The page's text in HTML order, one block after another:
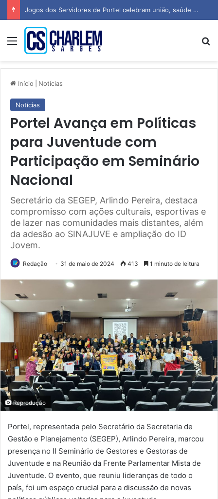
Jogos dos Servidores de Portel celebram união, saúde e espírito esportivo
Menu
Início Notícias
Notícias
Portel Avança em Políticas
para Juventude com
Participação em Seminário
Nacional
Secretário da SEGEP, Arlindo Pereira, destaca
compromisso com ações culturais, esportivas e
de lazer nas comunidades mais distantes, além
da adesão ao SINAJUVE e ampliação do ID
Jovem.
Redação 31 de maio de 2024 413 1 minuto de leitura
Reprodução
Portel, representada pelo Secretário da Secretaria de
Gestão e Planejamento (SEGEP), Arlindo Pereira, marcou
presença no II Seminário de Gestores e Gestoras de
Juventude e na Reunião da Frente Parlamentar Mista de
Juventude. O evento, que reuniu lideranças de todo o
país, foi um espaço crucial para a discussão de novas